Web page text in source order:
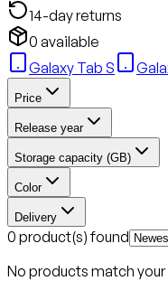
14-day returns
0 available
Galaxy Tab S
Price
Release year
Storage capacity (GB)
Color
Delivery
0 product(s) found
No products match